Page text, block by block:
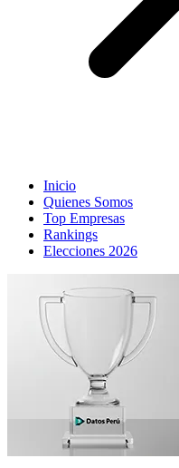
Inicio
Quienes Somos
Top Empresas
Rankings
Elecciones 2026